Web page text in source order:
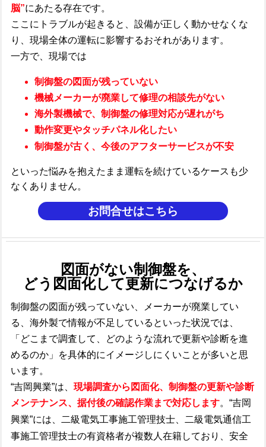
脳”にあたる存在です。​
ここにトラブルが起きると、設備が正しく動かせなくな
り、現場全体の運転に影響するおそれがあります。​
一方で、現場では
制御盤の図面が残っていない
機械メーカーが廃業して修理の相談先がない
海外製機械で、制御盤の修理対応が遅れがち
動作変更やタッチパネル化したい
制御盤が古く、今後のアフターサービスが不安
といった悩みを抱えたまま運転を続けているケースも少
なくありません。
お問合せはこちら
図面がない制御盤を、
どう図面化して更新につなげるか
制御盤の図面が残っていない、メーカーが廃業してい
る、海外製で情報が不足しているといった状況では、
「どこまで調査して、どのような流れで更新や診断を進
めるのか」を具体的にイメージしにくいことが多いと思
います。​
“吉岡興業”は、 現場調査から図面化、制御盤の更新や診断
メンテナンス、据付後の確認作業まで対応します。“吉岡
興業”には、
二級電気工事施工管理技士、
二級電気通信工
事施工管理技士の有資格者が複数人在籍しており、 安全